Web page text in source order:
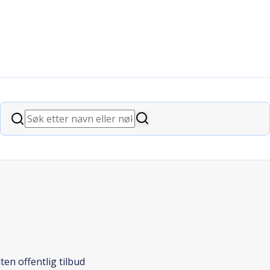
Søk
Søk
offentlig tilbud